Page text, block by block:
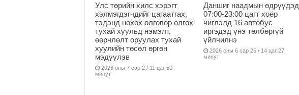
Улс төрийн хилс хэрэгт
хэлмэгдэгчдийг цагаатгах,
тэдэнд нөхөх олговор олгох
тухай хуульд нэмэлт,
өөрчлөлт оруулах тухай
хуулийн төсөл өргөн
мэдүүлэв
2026 оны 7 сар 2 / 11 цаг 50
минут
Даншиг наадмын өдрүүдэд
07:00-23:00 цагт хоёр
чиглэлд 16 автобус
иргэдэд үнэ төлбөргүй
үйлчилнэ
2026 оны 6 сар 25 / 14 цаг 27
минут